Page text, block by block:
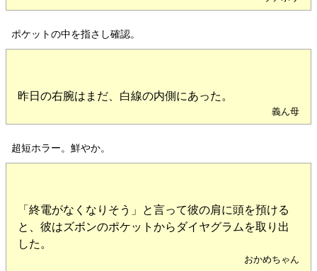
ポケットの中を指さし確認。
昨日の右腕はまだ、白線の内側にあった。
義ん母
超短ホラー。鮮やか。
「終電がなくなりそう」と言って彼の肩に頭を預ける
と、彼はズボンのポケットからダイヤグラムを取り出
した。
おかめちゃん